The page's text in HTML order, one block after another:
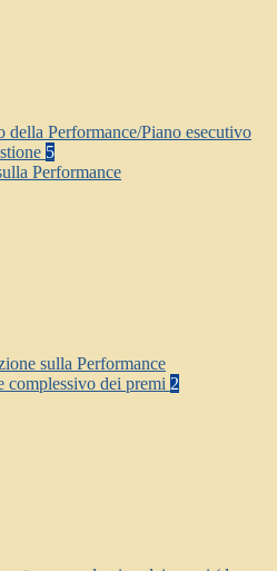
della Performance/Piano esecutivo
5
Performance
sulla Performance
complessivo dei premi 2